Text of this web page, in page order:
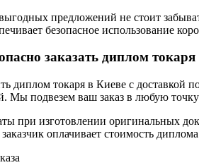
предложений не стоит
безопасное использование
заказать диплом токаря
диплом токаря в Киеве с доставкой
Мы подвезем ваш заказ в любую точку
при изготовлении оригинальных
оплачивает стоимость